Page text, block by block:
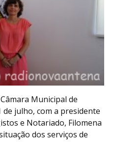
Municipal de
julho, com a presidente
e Notariado, Filomena
dos serviços de